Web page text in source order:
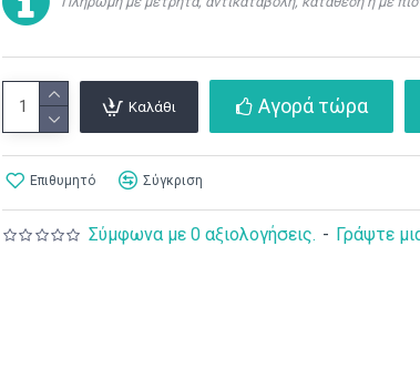
Σύμφωνα με 0 αξιολογήσεις. - Γράψτε
Καλάθι Αγορά τώρα
Επιθυμητό Σύγκριση